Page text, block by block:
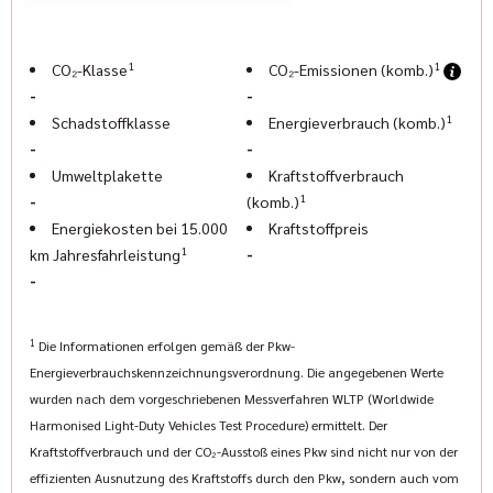
CO₂-Klasse1
-
CO₂-Emissionen (komb.)1
-
Schadstoffklasse
-
Energieverbrauch (komb.)1
-
Umweltplakette
-
Kraftstoffverbrauch
(komb.)1
Energiekosten bei 15.000
km Jahresfahrleistung1
-
Kraftstoffpreis
-
1 Die Informationen erfolgen gemäß der Pkw-
Energieverbrauchskennzeichnungsverordnung. Die angegebenen Werte
wurden nach dem vorgeschriebenen Messverfahren WLTP (Worldwide
Harmonised Light-Duty Vehicles Test Procedure) ermittelt. Der
Kraftstoffverbrauch und der CO₂-Ausstoß eines Pkw sind nicht nur von der
effizienten Ausnutzung des Kraftstoffs durch den Pkw, sondern auch vom